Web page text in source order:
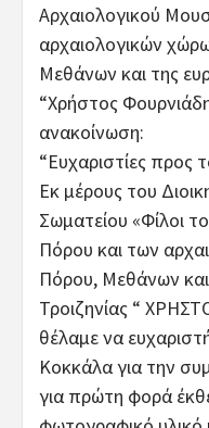
Αρχαιολογικού
αρχαιολογικών
Μεθάνων και της
“Χρήστος
ανακοίνωση:
“Ευχαριστίες προς
Εκ μέρους του
Σωματείου «Φίλοι
Πόρου και των
Πόρου, Μεθάνων και
Τροιζηνίας “
θέλαμε να
Κοκκάλα για την
για πρώτη φορά